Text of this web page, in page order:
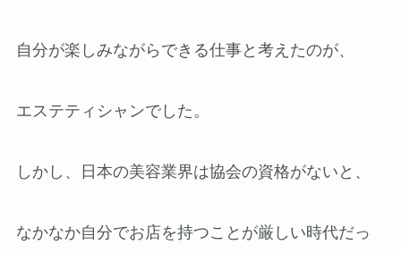
自分が楽しみながらできる仕事と考えたのが、
エステティシャンでした。
しかし、日本の美容業界は協会の資格がないと、
なかなか自分でお店を持つことが厳しい時代だっ